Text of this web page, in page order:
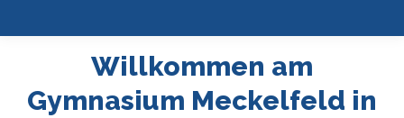
Willkommen am
Gymnasium Meckelfeld in